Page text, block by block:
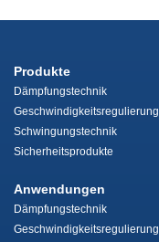
Produkte
Dämpfungstechnik
Geschwindigkeitsregulierung
Schwingungstechnik
Sicherheitsprodukte
Anwendungen
Dämpfungstechnik
Geschwindigkeitsregulierung